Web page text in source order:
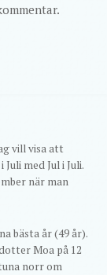
vill visa att
med Jul i Juli.
när man
bästa år (49 år).
Moa på 12
norr om